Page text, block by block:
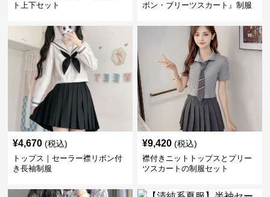
ト上下セット
ボン・ブリーツスカート』制服
¥4,670 (税込)
トップス｜セーラー襟リボン付
き長袖制服
¥9,420 (税込)
襟付きニットトップスとプリー
ツスカートの制服セット